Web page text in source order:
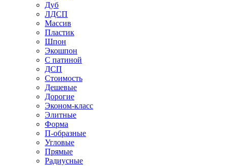
Дуб
ЛДСП
Массив
Пластик
Шпон
Экошпон
С патиной
ДСП
Стоимость
Дешевые
Дорогие
Эконом-класс
Элитные
Форма
П-образные
Угловые
Прямые
Радиусные